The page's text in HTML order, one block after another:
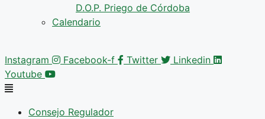
D.O.P. Priego de Córdoba
Calendario
Instagram Facebook-f Twitter
Linkedin
Youtube
Consejo Regulador